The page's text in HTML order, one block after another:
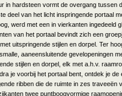
in hardsteen vormt de overgang tussen
deel van het licht inspringende portaal
werd met een in vierkanten ingedeeld
van het portaal bevindt zich een
uitspringende stijlen en dorpel. Ter
aaneensluitende gevelopeningen
stijlen en dorpel, elk met a.h.v.
je voorbij het portaal bent, ontdek je de
ribben die de ruimte in zes traveeën
twee puntboogvormige